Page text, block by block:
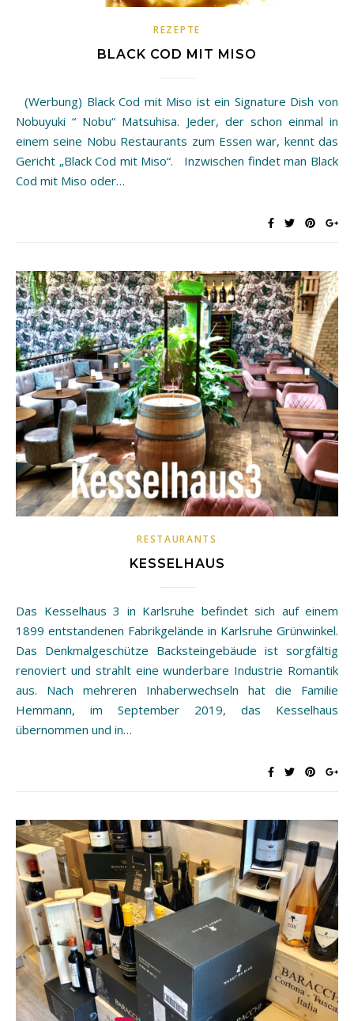
REZEPTE
BLACK COD MIT MISO
(Werbung) Black Cod mit Miso ist ein Signature Dish von
Nobuyuki “ Nobu“ Matsuhisa. Jeder, der schon einmal in
einem seine Nobu Restaurants zum Essen war, kennt das
Gericht „Black Cod mit Miso“. Inzwischen findet man Black
Cod mit Miso oder…
RESTAURANTS
KESSELHAUS
Das Kesselhaus 3 in Karlsruhe befindet sich auf einem
1899 entstandenen Fabrikgelände in Karlsruhe Grünwinkel.
Das Denkmalgeschütze Backsteingebäude ist sorgfältig
renoviert und strahlt eine wunderbare Industrie Romantik
aus. Nach mehreren Inhaberwechseln hat die Familie
Hemmann, im September 2019, das Kesselhaus
übernommen und in…